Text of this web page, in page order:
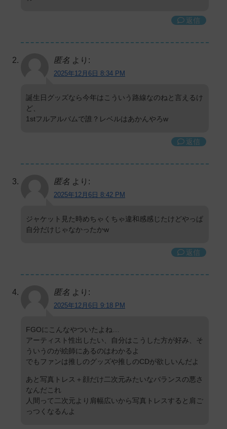
返信
匿名 より:
2025年12月6日 8:34 PM
誕生日グッズなら今年はこういう路線なのねと言えるけ
ど、
1stフルアルバムで誰？レベルはあかんやろw
返信
匿名 より:
2025年12月6日 8:42 PM
ジャケット見た時めちゃくちゃ違和感感じたけどやっぱ
自分だけじゃなかったかw
返信
匿名 より:
2025年12月6日 9:18 PM
FGOにこんなやついたよね…
アーティスト性出したい、自分はこうした方が好み、そ
ういうのが絵師にあるのはわかるよ
でもファンは推しのグッズや推しのCDが欲しいんだよ
あと写真トレス＋顔だけ二次元みたいなバランスの悪さ
なんだこれ
人間って二次元より肩幅広いから写真トレスすると肩ご
っつくなるんよ